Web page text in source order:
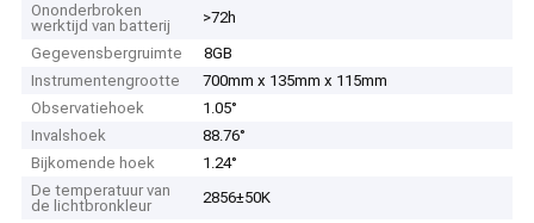
Ononderbroken
werktijd van batterij
>72h
Gegevensbergruimte
8GB
Instrumentengrootte
700mm x 135mm x 115mm
Observatiehoek
1.05°
Invalshoek
88.76°
Bijkomende hoek
1.24°
De temperatuur van
de lichtbronkleur
2856±50K